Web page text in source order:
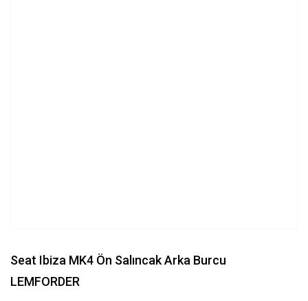
Seat Ibiza MK4 Ön Salıncak Arka Burcu
LEMFORDER